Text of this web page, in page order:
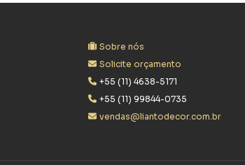
Sobre nós
Solicite orçamento
+55 (11) 4638-5171
+55 (11) 99844-0735
vendas@liantodecor.com.br